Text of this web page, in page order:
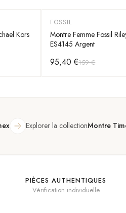
Kors
-40%
FOSSIL
Montre Femme Fossil
ES4145 Argent
95,40 €159 €
Explorer la collectionMontre
PIÈCES AUTHENTIQUES
Vérification individuelle